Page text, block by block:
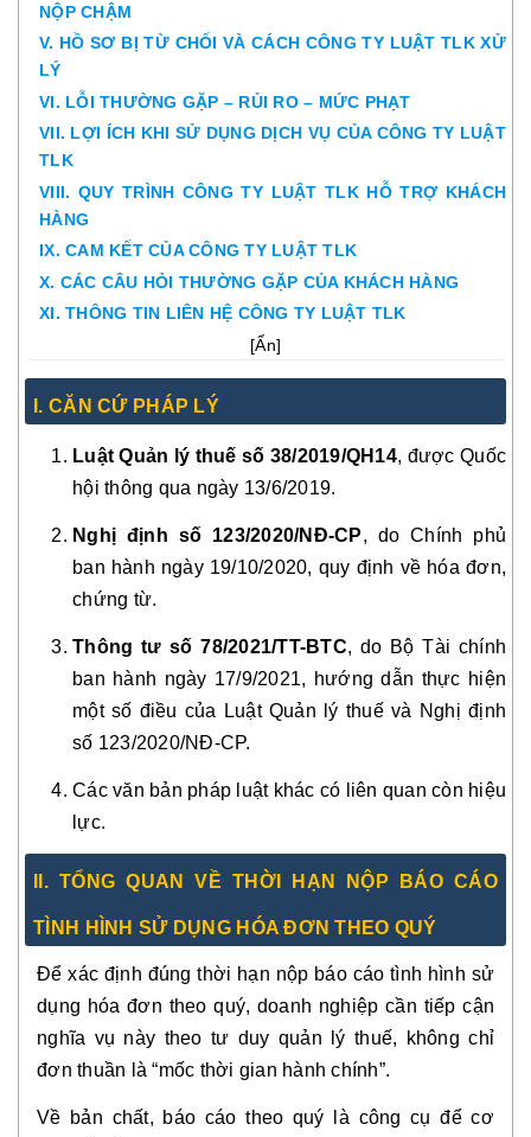
NỘP CHẬM
V. HỒ SƠ BỊ TỪ CHỐI VÀ CÁCH CÔNG TY LUẬT TLK XỬ
LÝ
VI. LỖI THƯỜNG GẶP – RỦI RO – MỨC PHẠT
VII. LỢI ÍCH KHI SỬ DỤNG DỊCH VỤ CỦA CÔNG TY LUẬT
TLK
VIII. QUY TRÌNH CÔNG TY LUẬT TLK HỖ TRỢ KHÁCH
HÀNG
IX. CAM KẾT CỦA CÔNG TY LUẬT TLK
X. CÁC CÂU HỎI THƯỜNG GẶP CỦA KHÁCH HÀNG
XI. THÔNG TIN LIÊN HỆ CÔNG TY LUẬT TLK
[Ẩn]
I. CĂN CỨ PHÁP LÝ
Luật Quản lý thuế số 38/2019/QH14, được Quốc
hội thông qua ngày 13/6/2019.
Nghị định số 123/2020/NĐ-CP, do Chính phủ
ban hành ngày 19/10/2020, quy định về hóa đơn,
chứng từ.
Thông tư số 78/2021/TT-BTC, do Bộ Tài chính
ban hành ngày 17/9/2021, hướng dẫn thực hiện
một số điều của Luật Quản lý thuế và Nghị định
số 123/2020/NĐ-CP.
Các văn bản pháp luật khác có liên quan còn hiệu
lực.
II. TỔNG QUAN VỀ THỜI HẠN NỘP BÁO CÁO
TÌNH HÌNH SỬ DỤNG HÓA ĐƠN THEO QUÝ
Để xác định đúng thời hạn nộp báo cáo tình hình sử
dụng hóa đơn theo quý, doanh nghiệp cần tiếp cận
nghĩa vụ này theo tư duy quản lý thuế, không chỉ
đơn thuần là “mốc thời gian hành chính”.
Về bản chất, báo cáo theo quý là công cụ để cơ